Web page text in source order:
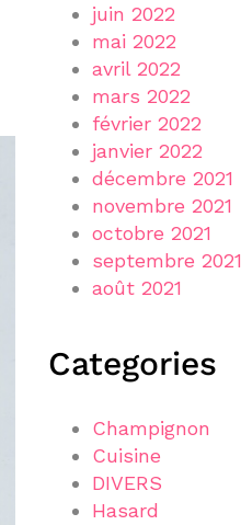
juin 2022
mai 2022
avril 2022
mars 2022
février 2022
janvier 2022
décembre 2021
novembre 2021
octobre 2021
septembre 2021
août 2021
Categories
Champignon
Cuisine
DIVERS
Hasard